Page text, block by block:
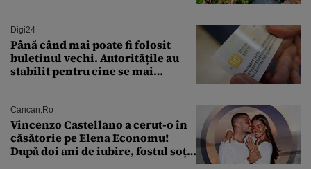
Digi24
Până când mai poate fi folosit
buletinul vechi. Autoritățile au
stabilit pentru cine se mai
Cancan.ro
Vincenzo Castellano a cerut-o în
căsătorie pe Elena Economu!
După doi ani de iubire, fostul soț